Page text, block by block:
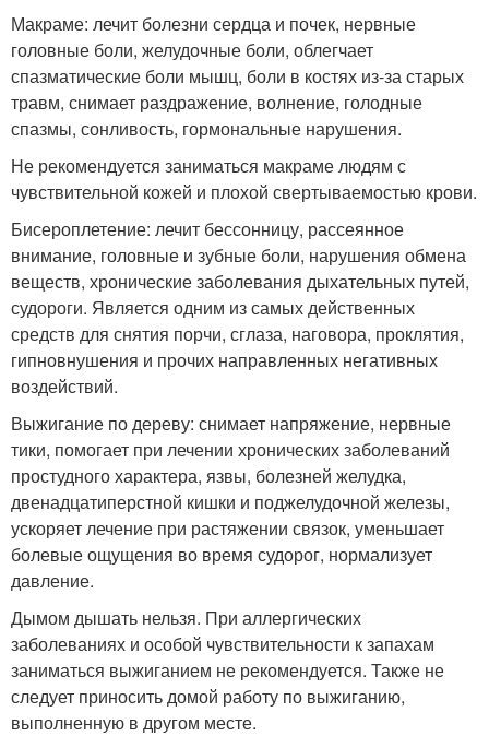
Макраме: лечит болезни сердца и почек, нервные
головные боли, желудочные боли, облегчает
спазматические боли мышц, боли в костях из-за старых
травм, снимает раздражение, волнение, голодные
спазмы, сонливость, гормональные нарушения.
Не рекомендуется заниматься макраме людям с
чувствительной кожей и плохой свертываемостью крови.
Бисероплетение: лечит бессонницу, рассеянное
внимание, головные и зубные боли, нарушения обмена
веществ, хронические заболевания дыхательных путей,
судороги. Является одним из самых действенных
средств для снятия порчи, сглаза, наговора, проклятия,
гипновнушения и прочих направленных негативных
воздействий.
Выжигание по дереву: снимает напряжение, нервные
тики, помогает при лечении хронических заболеваний
простудного характера, язвы, болезней желудка,
двенадцатиперстной кишки и поджелудочной железы,
ускоряет лечение при растяжении связок, уменьшает
болевые ощущения во время судорог, нормализует
давление.
Дымом дышать нельзя. При аллергических
заболеваниях и особой чувствительности к запахам
заниматься выжиганием не рекомендуется. Также не
следует приносить домой работу по выжиганию,
выполненную в другом месте.